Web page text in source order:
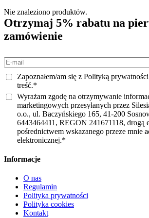
Nie znaleziono produktów.
Otrzymaj 5% rabatu na
zamówienie
Zapoznałem/am się z Polityką
treść.*
Wyrażam zgodę na otrzymywanie
marketingowych przesyłanych przez
o.o., ul. Baczyńskiego 165, 41-200
6443464411, REGON 241671118, drogą
pośrednictwem wskazanego przeze mnie
elektronicznej.*
Informacje
O nas
Regulamin
Polityka prywatności
Polityka cookies
Kontakt